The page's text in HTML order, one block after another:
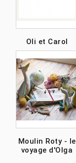
Oli et Carol
Moulin Roty - le
voyage d'Olga